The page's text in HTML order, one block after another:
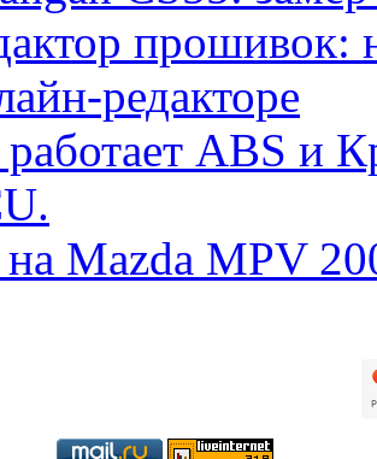
прошивок:
редакторе
ABS и
Mazda MPV